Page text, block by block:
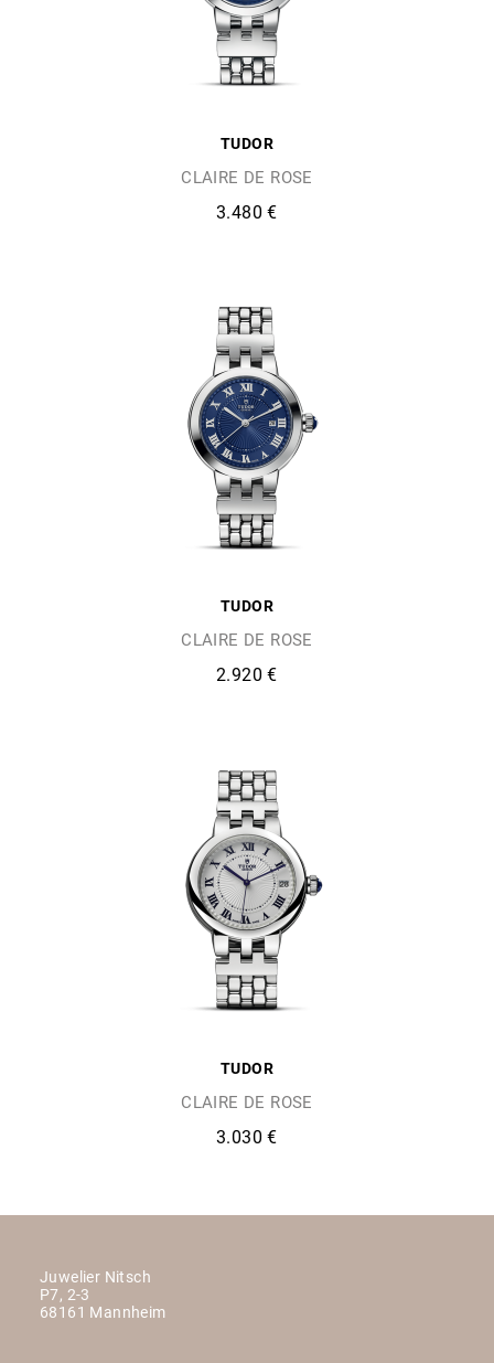
TUDOR
CLAIRE DE ROSE
3.480 €
TUDOR
CLAIRE DE ROSE
2.920 €
TUDOR
CLAIRE DE ROSE
3.030 €
Juwelier Nitsch
P7, 2-3
68161 Mannheim